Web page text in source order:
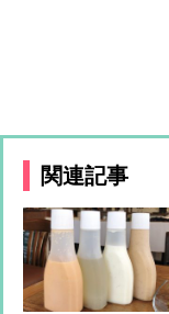
関連記事